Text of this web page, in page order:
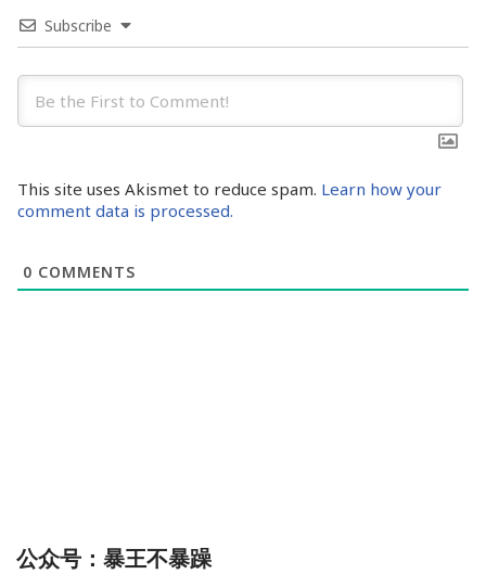
Subscribe
This site uses Akismet to reduce spam. Learn how your
comment data is processed.
0 COMMENTS
公众号：暴王不暴躁